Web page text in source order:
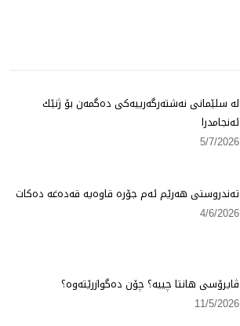
لە سلێمانی نەشتەرگەرییەكی دەگمەن بۆ ژنێك
ئەنجامدرا
5/7/2026
تەندروستی هەرێم ئەم جۆرە قاوەیە قەدەغە دەكات
4/6/2026
ڤایرۆسی هانتا چییە؟ چۆن دەگوازرێتەوە؟
11/5/2026